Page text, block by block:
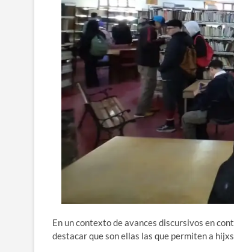
En un contexto de avances discursivos en
destacar que son ellas las que permiten a